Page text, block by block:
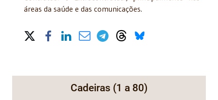
áreas da saúde e das comunicações.
Share on Social Media
Cadeiras (1 a 80)